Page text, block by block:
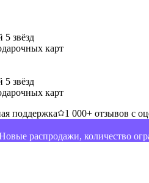
5 звёзд
карт
5 звёзд
карт
поддержка 1 000+ отзывов с
распродажи, количество